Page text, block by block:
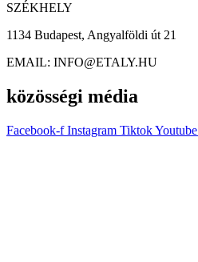
SZÉKHELY
1134 Budapest, Angyalföldi út 21
EMAIL: INFO@ETALY.HU
közösségi média
Facebook-f Instagram TiktokYoutube